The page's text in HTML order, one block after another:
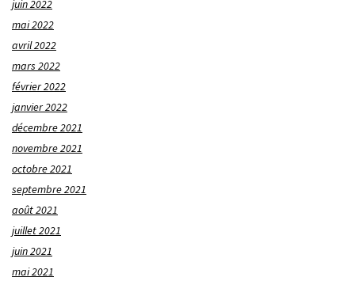
juin 2022
mai 2022
avril 2022
mars 2022
février 2022
janvier 2022
décembre 2021
novembre 2021
octobre 2021
septembre 2021
août 2021
juillet 2021
juin 2021
mai 2021